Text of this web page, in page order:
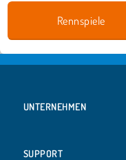
Rennspiele
UNTERNEHMEN
SUPPORT